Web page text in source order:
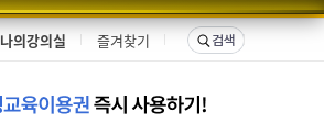
나의강의실 즐겨찾기